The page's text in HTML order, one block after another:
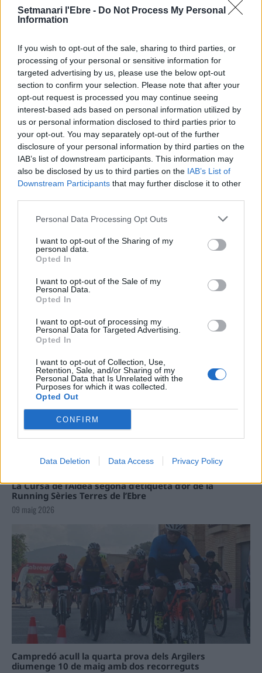
Setmanari l'Ebre - Do Not Process My Personal
Information
If you wish to opt-out of the sale, sharing to third parties, or
processing of your personal or sensitive information for
targeted advertising by us, please use the below opt-out
section to confirm your selection. Please note that after your
opt-out request is processed you may continue seeing
interest-based ads based on personal information utilized by
us or personal information disclosed to third parties prior to
your opt-out. You may separately opt-out of the further
disclosure of your personal information by third parties on the
IAB’s list of downstream participants. This information may
also be disclosed by us to third parties on the IAB’s List of
Downstream Participants that may further disclose it to other
Personal Data Processing Opt Outs
I want to opt-out of the Sharing of my
personal data.
Opted In
I want to opt-out of the Sale of my
Personal Data.
Opted In
I want to opt-out of processing my
Personal Data for Targeted Advertising.
Opted In
I want to opt-out of Collection, Use,
Retention, Sale, and/or Sharing of my
Personal Data that Is Unrelated with the
Purposes for which it was collected.
Opted Out
CONFIRM
Data Deletion Data Access Privacy Policy
recerca sobre l’astre rei en el segon
L’Ajuntament de Tortosa amplia el
termini de les obres de l’aparcament
dels terrenys de Renfe per les altes
temperatures
7 d'agost de 2026
Amposta recupera les Cases del Castell
i culmina un projecte estratègic que
vincula patrimoni, turisme i
gastronomia
6 d'agost de 2026
enguany amb més modistes i gairebé
Carrega més
La Cursa de l’Aldea segona d’etiqueta d’or de la
Running Sèries Terres de l’Ebre
09 maig 2026
Campredó acull la quarta prova dels Argilers
diumenge 10 de maig amb dos recorreguts